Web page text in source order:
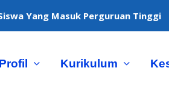
Yang Masuk Perguruan Tinggi
Profil Kurikulum